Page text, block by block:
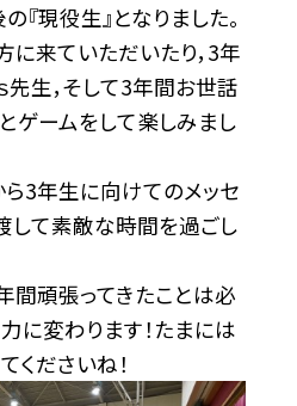
『現役生』となりました。
に来ていただいたり，3年
ｓ先生，そして3年間お世話
ゲームをして楽しみまし
ら3年生に向けてのメッセ
して素敵な時間を過ごし
間頑張ってきたことは必
に変わります！たまには
くださいね！